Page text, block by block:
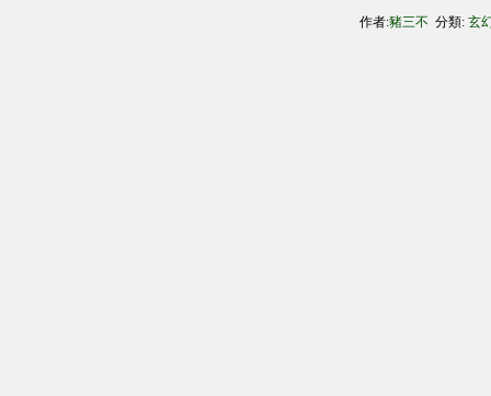
作者:豬三不 分類: 玄